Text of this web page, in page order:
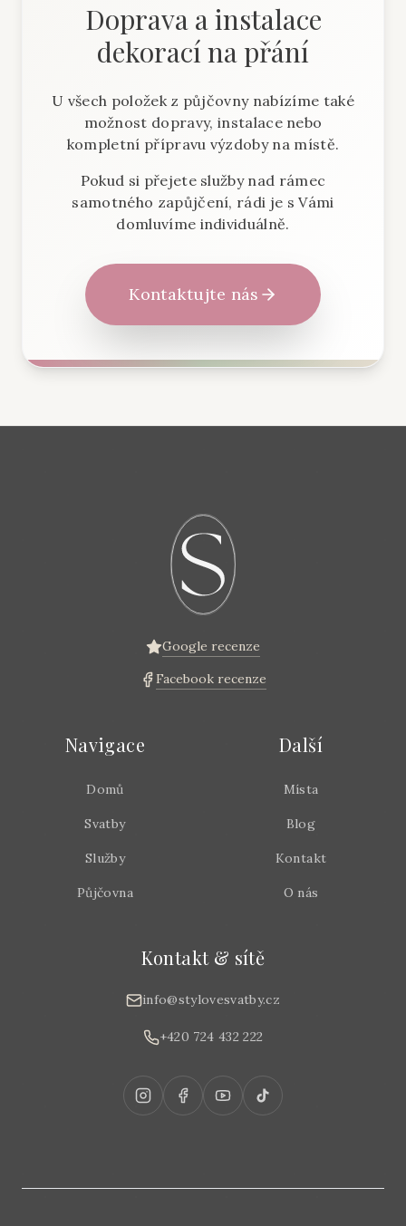
Doprava a instalace
dekorací na přání
U všech položek z půjčovny nabízíme také
možnost dopravy, instalace nebo
kompletní přípravu výzdoby na místě.
Pokud si přejete služby nad rámec
samotného zapůjčení, rádi je s Vámi
domluvíme individuálně.
Kontaktujte nás
Google recenze
Facebook recenze
Navigace
Domů
Svatby
Služby
Půjčovna
Další
Místa
Blog
Kontakt
O nás
Kontakt & sítě
info@stylovesvatby.cz
+420 724 432 222